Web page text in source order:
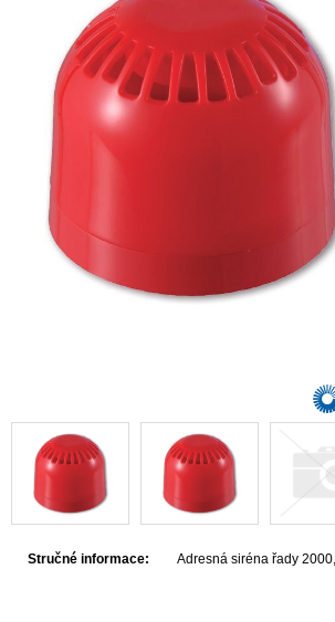
Stručné informace: Adresná siréna řady